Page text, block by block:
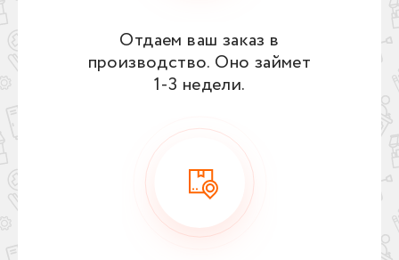
Отдаем ваш заказ в
производство. Оно займет
1‑3 недели.